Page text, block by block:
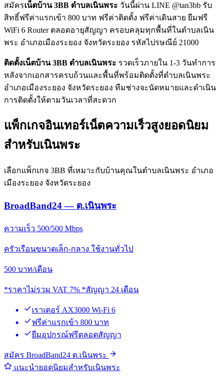
สมัครเน็ตบ้าน 3BB ตำบลเนินพระ วันนี้ผ่าน LINE @tan3bb รับ
สิทธิ์ฟรีค่าแรกเข้า 800 บาท ฟรีค่าติดตั้ง ฟรีค่าเดินสาย ยืมฟรี
WiFi 6 Router ตลอดอายุสัญญา ครอบคลุมทุกพื้นที่ในตำบลเนิน
พระ อำเภอเมืองระยอง จังหวัดระยอง รหัสไปรษณีย์ 21000
ติดตั้งเน็ตบ้าน 3BB ตำบลเนินพระ รวดเร็วภายใน 1-3 วันทำการ
หลังจากเอกสารครบถ้วนและพื้นที่พร้อมติดตั้งที่ตำบลเนินพระ
อำเภอเมืองระยอง จังหวัดระยอง ทีมช่างจะนัดหมายและดำเนิน
การติดตั้งให้ตามวันเวลาที่สะดวก
แพ็กเกจอินเทอร์เน็ตความเร็วสูงยอดนิยม
สำหรับเนินพระ
เลือกแพ็กเกจ 3BB ที่เหมาะกับบ้านคุณในตำบลเนินพระ อำเภอ
เมืองระยอง จังหวัดระยอง
BroadBand24 — ต.เนินพระ
ความเร็ว 500/500 Mbps
ครัวเรือนขนาดเล็ก-กลาง ใช้งานทั่วไป
500 บาท/เดือน
*ราคาไม่รวม VAT 7% *สัญญา 24 เดือน
เราเตอร์ AX3000 Wi-Fi 6
ฟรีค่าแรกเข้า 800 บาท
ยืมอุปกรณ์ฟรีตลอดสัญญา
สมัคร BroadBand24 ต.เนินพระ
แนะนำยอดนิยมสำหรับเนินพระ